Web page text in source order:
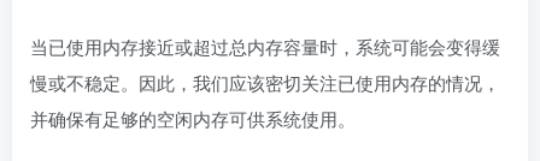
当已使用内存接近或超过总内存容量时，系统可能会变得缓
慢或不稳定。因此，我们应该密切关注已使用内存的情况，
并确保有足够的空闲内存可供系统使用。